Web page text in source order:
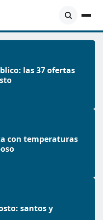
las 37 ofertas
con temperaturas
santos y